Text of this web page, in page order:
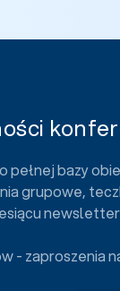
pełnej bazy
grupowe,
- zaproszenia